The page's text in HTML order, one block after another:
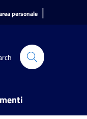
personale |